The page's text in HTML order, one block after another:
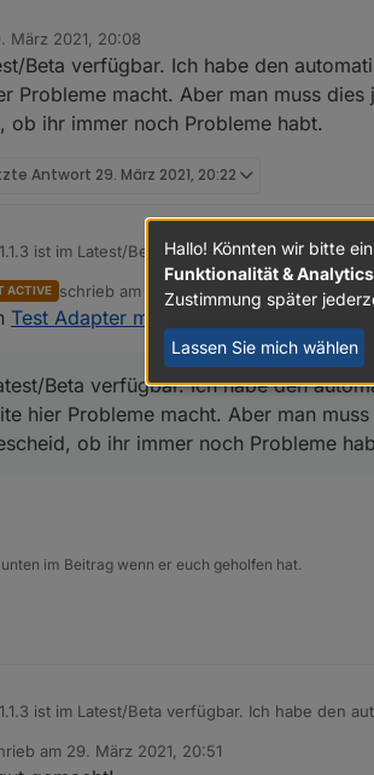
März 2021, 20:08
von
Beta verfügbar. Ich habe den
Probleme macht. Aber man muss
ob ihr immer noch Probleme habt.
Antwort 29. März 2021, 20:22
ist im Latest/Beta verfügbar. Ich habe den
hier Probleme macht. Aber man muss
ob ihr immer noch Probleme habt.
ACTIVE schrieb am 29. März 2021, 20:22
zuletzt editiert von
Test Adapter meteoalarm v1.0.x
Beta verfügbar. Ich habe den
hier Probleme macht. Aber man
ob ihr immer noch Probleme
im Beitrag wenn er euch geholfen hat.
ist im Latest/Beta verfügbar. Ich habe den
ob ihr immer noch Probleme habt.
am 29. März 2021, 20:51
editiert von
Hallo! Könnten wir bitte
Funktionalität & Analytics
Zustimmung später
Lassen Sie mich wählen